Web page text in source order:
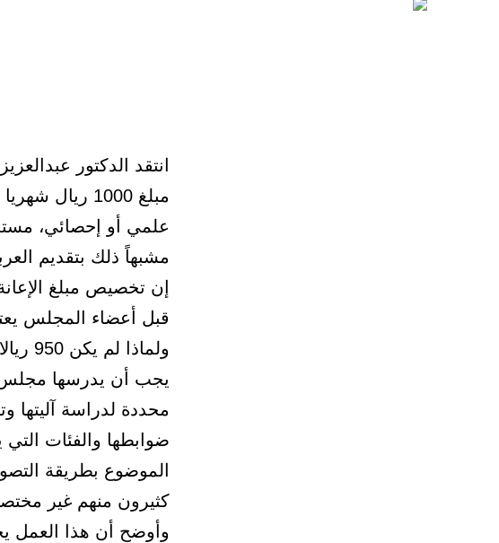
انتقد الدكتور
مبلغ 1000
علمي أو إحصائي،
مشبهاً ذلك بتقديم
إن تخصيص مبلغ
قبل أعضاء المجلس
يجب أن يدرسها مجلس
محددة لدراسة آليتها
ضوابطها والفئات
الموضوع بطريقة
كثيرون منهم غير
وأوضح أن هذا العمل